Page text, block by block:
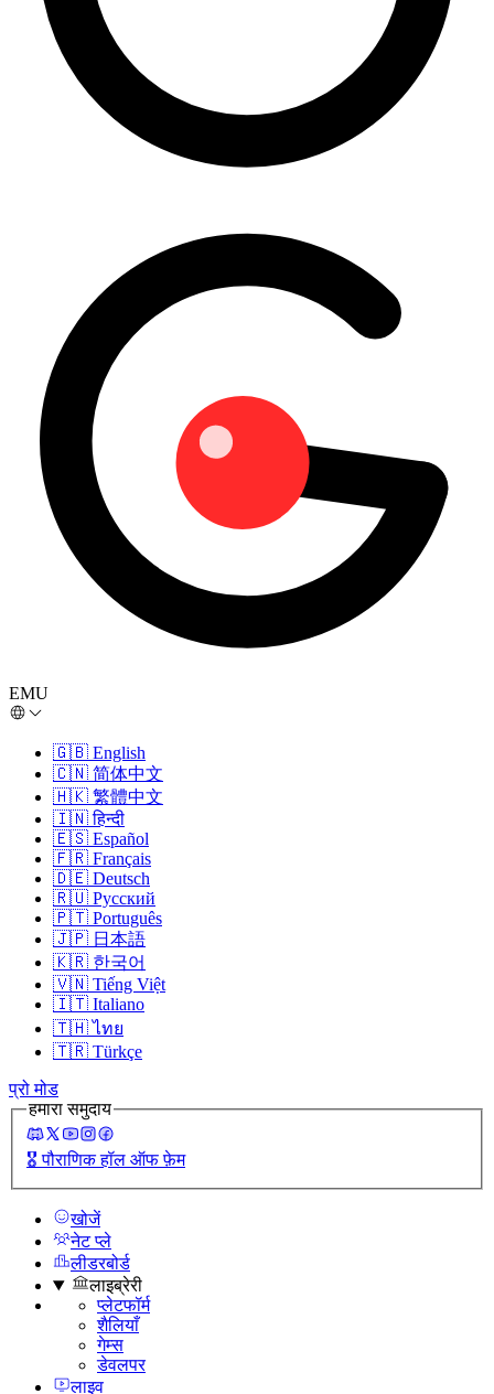
EMU
🇬🇧 English
🇨🇳 简体中文
🇭🇰 繁體中文
🇮🇳 हिन्दी
🇪🇸 Español
🇫🇷 Français
🇩🇪 Deutsch
🇷🇺 Русский
🇵🇹 Português
🇯🇵 日本語
🇰🇷 한국어
🇻🇳 Tiếng Việt
🇮🇹 Italiano
🇹🇭 ไทย
🇹🇷 Türkçe
प्रो मोड
हमारा समुदाय
🎖️पौराणिक हॉल ऑफ फ़ेम
खोजें
नेट प्ले
लीडरबोर्ड
लाइब्रेरी
प्लेटफॉर्म
शैलियाँ
गेम्स
डेवलपर
लाइव